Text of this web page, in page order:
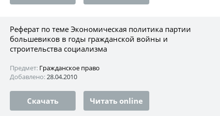
Реферат по теме Экономическая политика партии
большевиков в годы гражданской войны и
строительства социализма
Предмет: Гражданское право
Добавлено:28.04.2010
Скачать Читать online